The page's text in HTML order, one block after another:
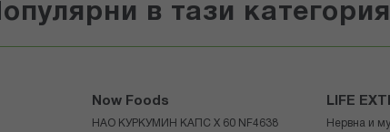
в тази категория
Now Foods
НАО КУРКУМИН КАПС Х 60 NF4638
LIFE
Нервна и